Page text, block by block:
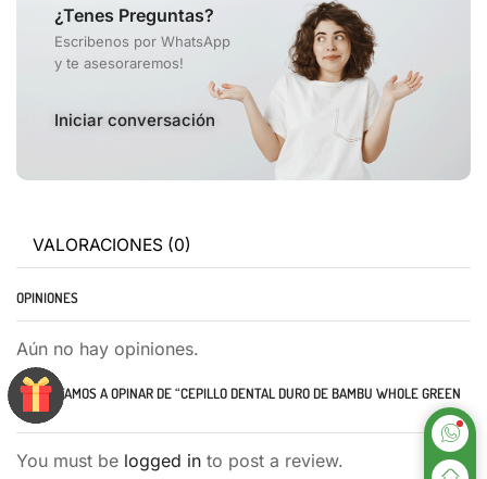
¿Tenes Preguntas?
Escribenos por WhatsApp
y te asesoraremos!
Iniciar conversación
VALORACIONES (0)
OPINIONES
Aún no hay opiniones.
TE INVITAMOS A OPINAR DE “CEPILLO DENTAL DURO DE BAMBU WHOLE GREEN
1U.”
You must be logged in to post a review.